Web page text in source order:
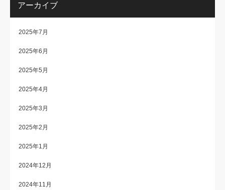
アーカイブ
2025年7月
2025年6月
2025年5月
2025年4月
2025年3月
2025年2月
2025年1月
2024年12月
2024年11月